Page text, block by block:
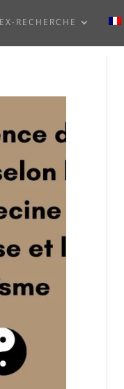
RECHERCHE